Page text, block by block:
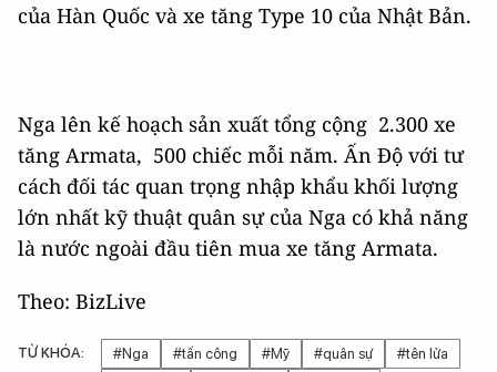
của Hàn Quốc và xe tăng Type 10 của Nhật Bản.
Nga lên kế hoạch sản xuất tổng cộng 2.300 xe
tăng Armata, 500 chiếc mỗi năm. Ấn Độ với tư
cách đối tác quan trọng nhập khẩu khối lượng
lớn nhất kỹ thuật quân sự của Nga có khả năng
là nước ngoài đầu tiên mua xe tăng Armata.
Theo: BizLive
TỪ KHÓA: #Nga #tấn công #Mỹ #quân sự #tên lửa